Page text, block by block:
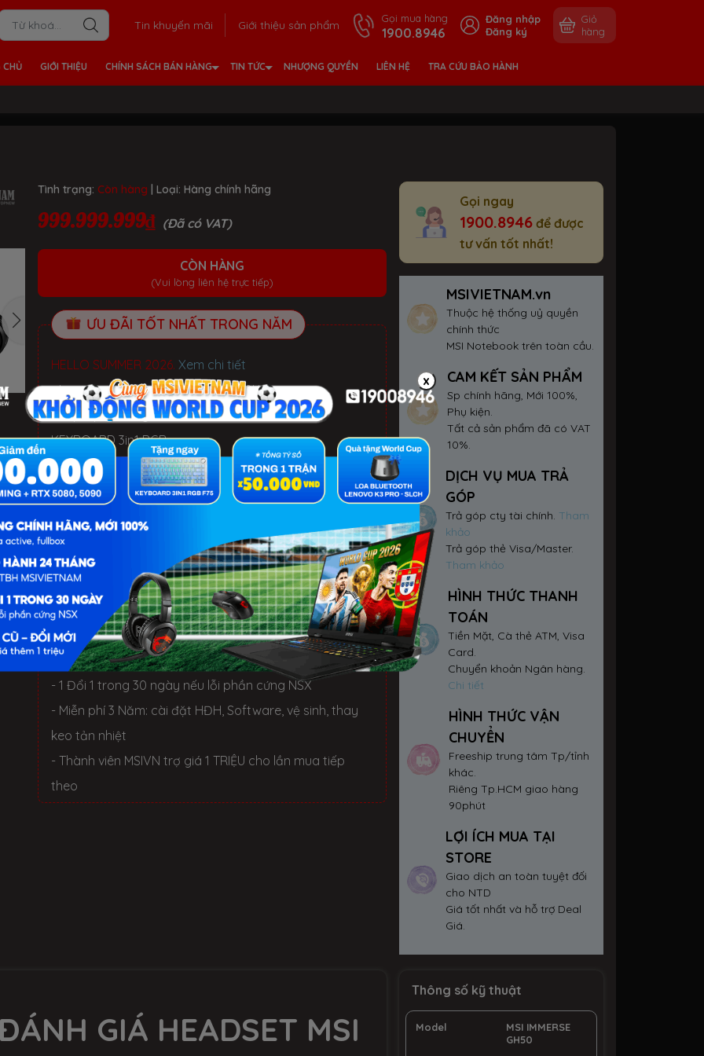
Tin khuyến mãi Giới thiệu sản phẩm Gọi mua hàng
1900.8946
Đăng nhập
Đăng ký
Giỏ
hàng
CHỦ GIỚI THIỆU CHÍNH SÁCH BÁN HÀNG TIN TỨC NHƯỢNG QUYỀN LIÊN HỆ TRA CỨU BẢO HÀNH
Tình trạng: Còn hàng | Loại: Hàng chính hãng
999.999.999₫ (Đã có VAT)
CÒN HÀNG
(Vui lòng liên hệ trực tiếp)
ƯU ĐÃI TỐT NHẤT TRONG NĂM
HELLO SUMMER 2026. Xem chi tiết
- Laptop văn phòng. Giảm đến 700K
- Laptop Gaming RTX 5080: Giảm đến 2 TRIỆU +
KEYBOARD 3in1 RGB
BỘ QUÀ TẶNG
✓ Hàng chính hãng, Mới 100%, Thùng hộp NSX
✓ Bảo hành 12 Tháng tại TTBH MSI toàn quốc
✓ 1 đổi 1 trong 30 ngày nếu lỗi phần cứng NSX
✓ Miễn phí 3 năm: cài đặt phần mềm và vệ sinh
LỢI ÍCH KHI MUA TẠI MSIVIETNAM
- 1 Đổi 1 trong 30 ngày nếu lỗi phần cứng NSX
- Miễn phí 3 Năm: cài đặt HĐH, Software, vệ sinh, thay
keo tản nhiệt
- Thành viên MSIVN trợ giá 1 TRIỆU cho lần mua tiếp
theo
Gọi ngay
1900.8946 để được
tư vấn tốt nhất!
MSIVIETNAM.vn
Thuộc hệ thống uỷ quyền
chính thức
MSI Notebook trên toàn cầu.
CAM KẾT SẢN PHẨM
Sp chính hãng, Mới 100%,
Phụ kiện.
Tất cả sản phẩm đã có VAT
10%.
DỊCH VỤ MUA TRẢ
GÓP
Trả góp cty tài chính. Tham
khảo
Trả góp thẻ Visa/Master.
Tham khảo
HÌNH THỨC THANH
TOÁN
Tiền Mặt, Cà thẻ ATM, Visa
Card.
Chuyển khoản Ngân hàng.
Chi tiết
HÌNH THỨC VẬN
CHUYỂN
Freeship trung tâm Tp/tỉnh
khác.
Riêng Tp.HCM giao hàng
90phút
LỢI ÍCH MUA TẠI
STORE
Giao dịch an toàn tuyệt đối
cho NTD
Giá tốt nhất và hỗ trợ Deal
Giá.
Thông số kỹ thuật
Model
MSI IMMERSE
GH50
GIÁ HEADSET MSI
x